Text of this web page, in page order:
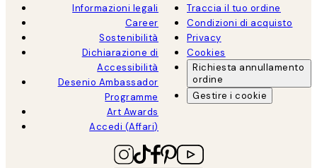
Informazioni legali
Career
Sostenibilità
Dichiarazione di
Accessibilità
Desenio Ambassador
Programme
Art Awards
Accedi (Affari)
Traccia il tuo ordine
Condizioni di acquisto
Privacy
Cookies
Richiesta annullamento
ordine
Gestire i cookie